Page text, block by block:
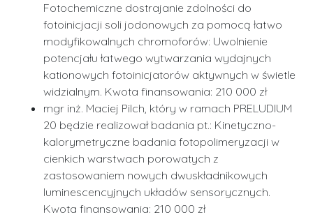
Fotochemiczne dostrajanie zdolności do
fotoinicjacji soli jodonowych za pomocą łatwo
modyfikowalnych chromoforów: Uwolnienie
potencjału łatwego wytwarzania wydajnych
kationowych fotoinicjatorów aktywnych w świetle
widzialnym. Kwota finansowania: 210 000 zł
mgr inż. Maciej Pilch, który w ramach PRELUDIUM
20 będzie realizował badania pt.: Kinetyczno-
kalorymetryczne badania fotopolimeryzacji w
cienkich warstwach porowatych z
zastosowaniem nowych dwuskładnikowych
luminescencyjnych układów sensorycznych.
Kwota finansowania: 210 000 zł